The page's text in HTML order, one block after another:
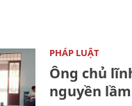
PHÁP LUẬT
Ông chủ
nguyền